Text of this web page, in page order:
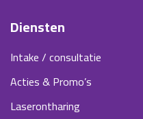
Diensten
Intake / consultatie
Acties & Promo’s
Laserontharing